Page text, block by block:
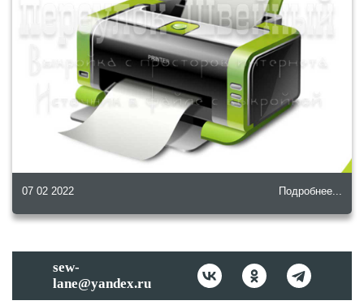
07 02 2022 Подробнее...
sew-
lane@yandex.ru